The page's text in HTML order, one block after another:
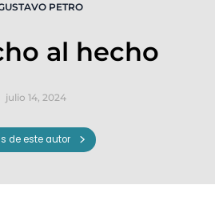
PETRO
al hecho
julio 14, 2024
de este autor